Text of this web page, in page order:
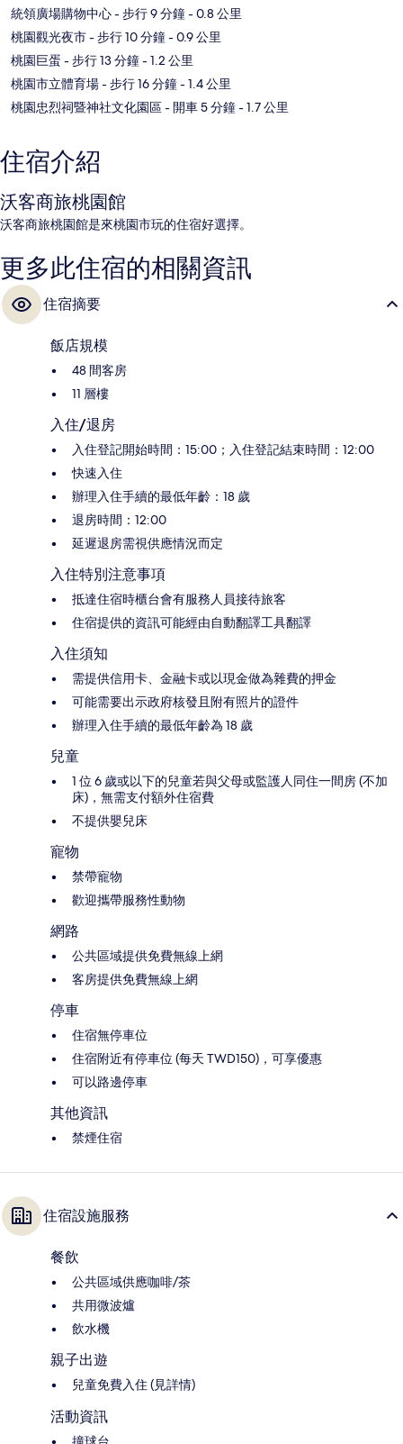
統領廣場購物中心- 步行 9 分鐘- 0.8 公里
桃園觀光夜市- 步行 10 分鐘- 0.9 公里
桃園巨蛋 - 步行 13 分鐘- 1.2 公里
桃園市立體育場- 步行 16 分鐘- 1.4 公里
桃園忠烈祠暨神社文化園區- 開車 5 分鐘- 1.7 公里
住宿介紹
沃客商旅桃園館
沃客商旅桃園館是來桃園市玩的住宿好選擇。
更多此住宿的相關資訊
住宿摘要
飯店規模
48 間客房
11 層樓
入住/退房
入住登記開始時間：15:00；入住登記結束時間：12:00
快速入住
辦理入住手續的最低年齡：18 歲
退房時間：12:00
延遲退房需視供應情況而定
入住特別注意事項
抵達住宿時櫃台會有服務人員接待旅客
住宿提供的資訊可能經由自動翻譯工具翻譯
入住須知
需提供信用卡、金融卡或以現金做為雜費的押金
可能需要出示政府核發且附有照片的證件
辦理入住手續的最低年齡為 18 歲
兒童
1 位 6 歲或以下的兒童若與父母或監護人同住一間房 (不加
床)，無需支付額外住宿費
不提供嬰兒床
寵物
禁帶寵物
歡迎攜帶服務性動物
網路
公共區域提供免費無線上網
客房提供免費無線上網
停車
住宿無停車位
住宿附近有停車位 (每天 TWD150)，可享優惠
可以路邊停車
其他資訊
禁煙住宿
住宿設施服務
餐飲
公共區域供應咖啡/茶
共用微波爐
飲水機
親子出遊
兒童免費入住 (見詳情)
活動資訊